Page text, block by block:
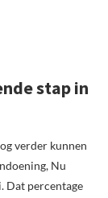
stap in
verder kunnen
Nu
Dat percentage